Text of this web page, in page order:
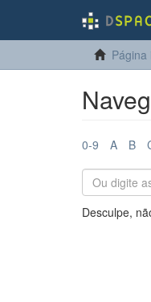
Página
0-9 A B
Desculpe,